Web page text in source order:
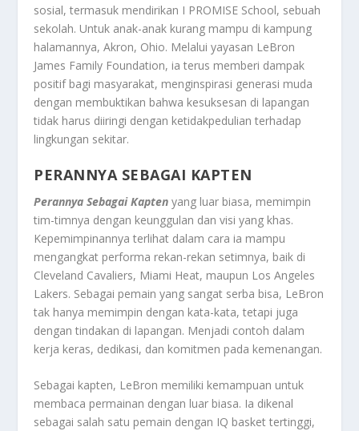
sosial, termasuk mendirikan I PROMISE School, sebuah
sekolah. Untuk anak-anak kurang mampu di kampung
halamannya, Akron, Ohio. Melalui yayasan LeBron
James Family Foundation, ia terus memberi dampak
positif bagi masyarakat, menginspirasi generasi muda
dengan membuktikan bahwa kesuksesan di lapangan
tidak harus diiringi dengan ketidakpedulian terhadap
lingkungan sekitar.
PERANNYA SEBAGAI KAPTEN
Perannya Sebagai Kapten yang luar biasa, memimpin
tim-timnya dengan keunggulan dan visi yang khas.
Kepemimpinannya terlihat dalam cara ia mampu
mengangkat performa rekan-rekan setimnya, baik di
Cleveland Cavaliers, Miami Heat, maupun Los Angeles
Lakers. Sebagai pemain yang sangat serba bisa, LeBron
tak hanya memimpin dengan kata-kata, tetapi juga
dengan tindakan di lapangan. Menjadi contoh dalam
kerja keras, dedikasi, dan komitmen pada kemenangan.
Sebagai kapten, LeBron memiliki kemampuan untuk
membaca permainan dengan luar biasa. Ia dikenal
sebagai salah satu pemain dengan IQ basket tertinggi,